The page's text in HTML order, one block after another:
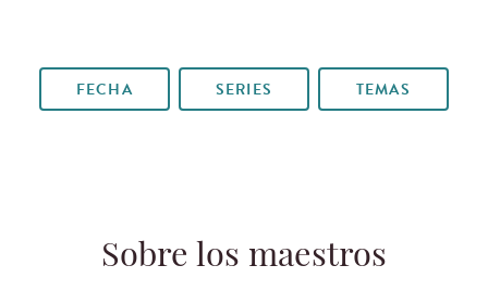
FECHA SERIES TEMAS
Sobre los maestros